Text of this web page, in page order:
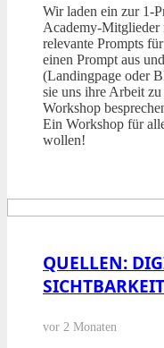
Wir laden ein zur 1-
Academy-Mitglieder
relevante Prompts
einen Prompt aus
(Landingpage oder
sie uns ihre Arbeit
Workshop
Ein Workshop für
wollen!
QUELLEN:
SICHTBARKEIT
vor 2 Monaten